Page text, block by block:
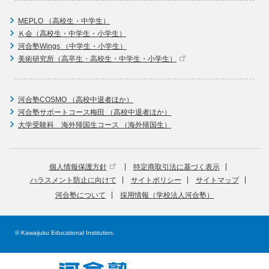
MEPLO （高校生・中学生）
Ｋ会（高校生・中学生・小学生）
河合塾Wings （中学生・小学生）
美術研究所（高卒生・高校生・中学生・小学生）
河合塾COSMO （高校中退者ほか）
河合塾サポートコース梅田 （高校中退者ほか）
大学受験科 海外帰国生コース （海外帰国生）
個人情報保護方針
特定商取引法に基づく表示
ハラスメント防止に向けて
サイトポリシー
サイトマップ
河合塾について
採用情報（学校法人河合塾）
© Kawaijuku Educational Institution.